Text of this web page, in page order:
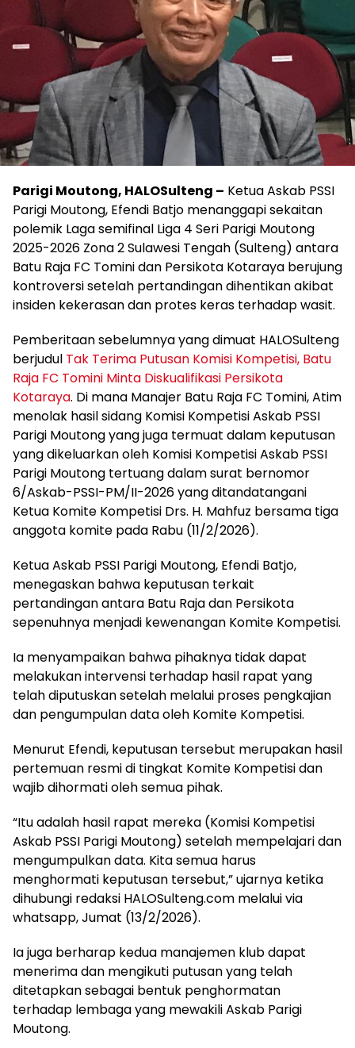
Parigi Moutong, HALOSulteng – Ketua Askab PSSI
Parigi Moutong, Efendi Batjo menanggapi sekaitan
polemik Laga semifinal Liga 4 Seri Parigi Moutong
2025-2026 Zona 2 Sulawesi Tengah (Sulteng) antara
Batu Raja FC Tomini dan Persikota Kotaraya berujung
kontroversi setelah pertandingan dihentikan akibat
insiden kekerasan dan protes keras terhadap wasit.
Pemberitaan sebelumnya yang dimuat HALOSulteng
berjudul Tak Terima Putusan Komisi Kompetisi, Batu
Raja FC Tomini Minta Diskualifikasi Persikota
Kotaraya. Di mana Manajer Batu Raja FC Tomini, Atim
menolak hasil sidang Komisi Kompetisi Askab PSSI
Parigi Moutong yang juga termuat dalam keputusan
yang dikeluarkan oleh Komisi Kompetisi Askab PSSI
Parigi Moutong tertuang dalam surat bernomor
6/Askab-PSSI-PM/II-2026 yang ditandatangani
Ketua Komite Kompetisi Drs. H. Mahfuz bersama tiga
anggota komite pada Rabu (11/2/2026).
Ketua Askab PSSI Parigi Moutong, Efendi Batjo,
menegaskan bahwa keputusan terkait
pertandingan antara Batu Raja dan Persikota
sepenuhnya menjadi kewenangan Komite Kompetisi.
Ia menyampaikan bahwa pihaknya tidak dapat
melakukan intervensi terhadap hasil rapat yang
telah diputuskan setelah melalui proses pengkajian
dan pengumpulan data oleh Komite Kompetisi.
Menurut Efendi, keputusan tersebut merupakan hasil
pertemuan resmi di tingkat Komite Kompetisi dan
wajib dihormati oleh semua pihak.
“Itu adalah hasil rapat mereka (Komisi Kompetisi
Askab PSSI Parigi Moutong) setelah mempelajari dan
mengumpulkan data. Kita semua harus
menghormati keputusan tersebut,” ujarnya ketika
dihubungi redaksi HALOSulteng.com melalui via
whatsapp, Jumat (13/2/2026).
Ia juga berharap kedua manajemen klub dapat
menerima dan mengikuti putusan yang telah
ditetapkan sebagai bentuk penghormatan
terhadap lembaga yang mewakili Askab Parigi
Moutong.